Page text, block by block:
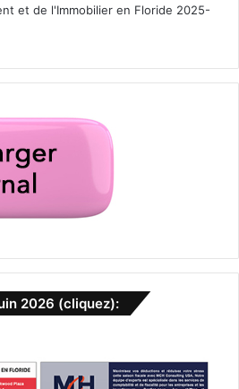
et de l'Immobilier en Floride 2025-
2026 (cliquez):